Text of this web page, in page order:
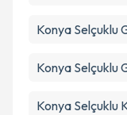
Konya Selçuklu
Konya Selçuklu
Konya Selçuklu